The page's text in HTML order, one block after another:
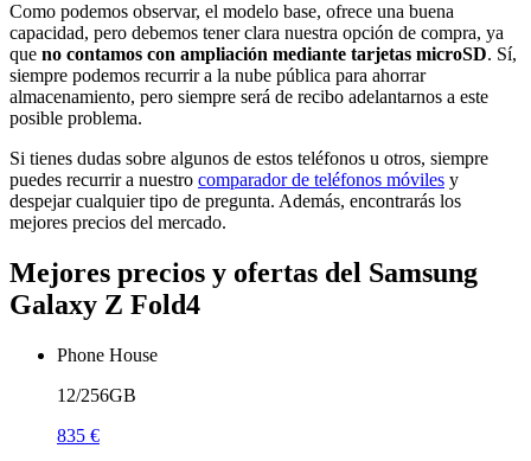
Como podemos observar, el modelo base, ofrece una buena
capacidad, pero debemos tener clara nuestra opción de compra, ya
que no contamos con ampliación mediante tarjetas microSD. Sí,
siempre podemos recurrir a la nube pública para ahorrar
almacenamiento, pero siempre será de recibo adelantarnos a este
posible problema.
Si tienes dudas sobre algunos de estos teléfonos u otros, siempre
puedes recurrir a nuestro comparador de teléfonos móviles y
despejar cualquier tipo de pregunta. Además, encontrarás los
mejores precios del mercado.
Mejores precios y ofertas del Samsung
Galaxy Z Fold4
Phone House
12/256GB
835 €